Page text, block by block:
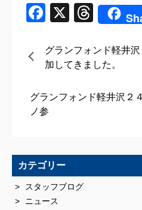
Facebook
X
グランフォンド軽井
加してきました。
グランフォンド軽井沢
ノ参
カテゴリー
スタッフブログ
ニュース